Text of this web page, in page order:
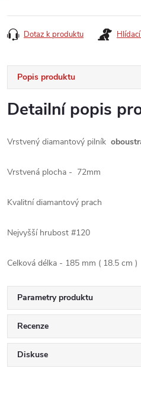
Dotaz k produktu
Popis produktu
Detailní popis
Vrstvený diamantový pilník
Vrstvená plocha - 72mm
Kvalitní diamantový prach
Nejvyšší hrubost #120
Celková délka - 185 mm ( 18.5 cm )
Parametry produktu
Recenze
Diskuse